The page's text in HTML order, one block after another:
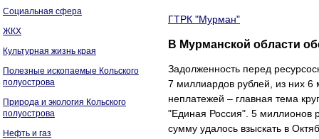
Социальная сфера
ЖКХ
Культурная жизнь края
Полезные ископаемые Кольского
полуострова
Природа и экология Кольского
полуострова
Нефть и газ
ГТРК "Мурман"
В Мурманской области
Задолженность перед
7 миллиардов рублей, из них
неплатежей – главная тема
"Единая Россия". 5 миллионов
сумму удалось взыскать в